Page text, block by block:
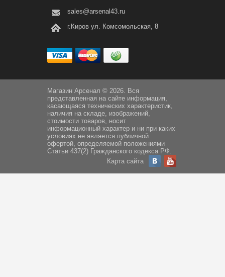
sales@arsenal43.ru
г.Киров ул. Комсомольская, 8
Магазин Арсенал © 2026. Вся
представленная на сайте информация,
касающаяся технических характеристик,
наличия на складе, изображений,
стоимости товаров, носит
информационный характер и ни при каких
условиях не является публичной
офертой, определяемой положениями
Статьи 437(2) Гражданского кодекса РФ.
Карта сайта